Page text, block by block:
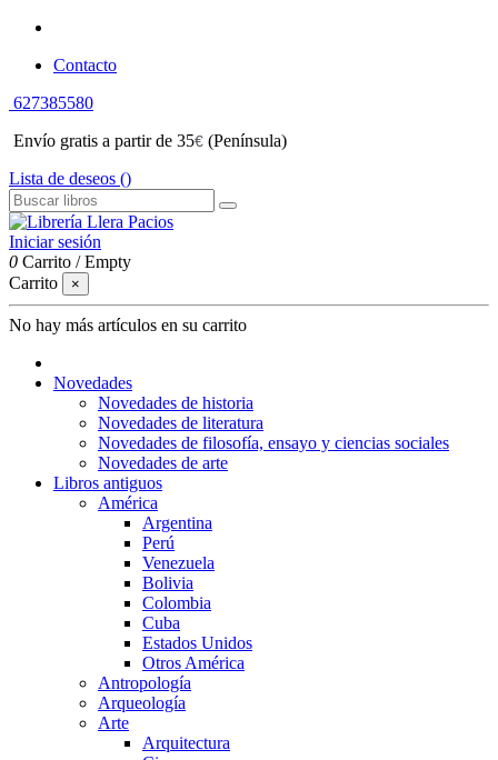
Contacto
627385580
Envío gratis a partir de 35€ (Península)
Lista de deseos ()
Iniciar sesión
0 Carrito /Empty
Carrito
×
No hay más artículos en su carrito
Novedades
Novedades de historia
Novedades de literatura
Novedades de filosofía, ensayo y ciencias sociales
Novedades de arte
Libros antiguos
América
Argentina
Perú
Venezuela
Bolivia
Colombia
Cuba
Estados Unidos
Otros América
Antropología
Arqueología
Arte
Arquitectura